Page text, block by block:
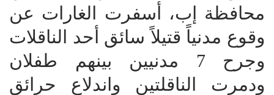
محافظة إب، أسفرت الغارات عن
وقوع مدنياً قتيلاً سائق أحد الناقلات
وجرح 7 مدنيين بينهم طفلان
ودمرت الناقلتين واندلاع حرائق